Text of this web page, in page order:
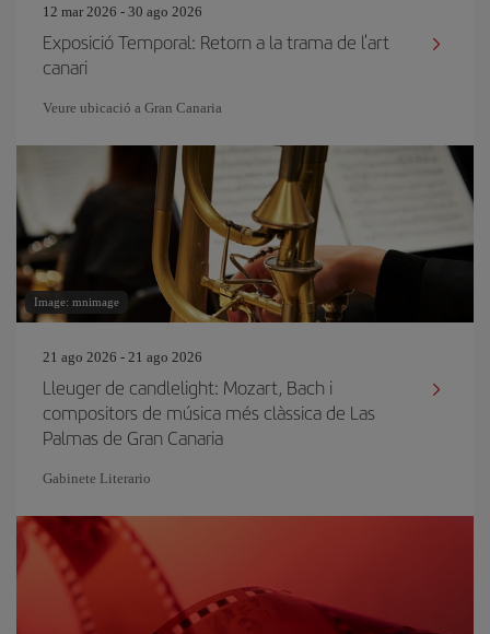
12 mar 2026 - 30 ago 2026
Exposició Temporal: Retorn a la trama de l'art
canari
Veure ubicació a Gran Canaria
Image: mnimage
21 ago 2026 - 21 ago 2026
Lleuger de candlelight: Mozart, Bach i
compositors de música més clàssica de Las
Palmas de Gran Canaria
Gabinete Literario